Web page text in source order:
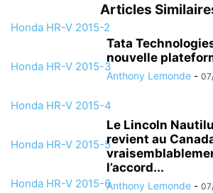
Honda HR-V 2015-2
Honda HR-V 2015-3
Honda HR-V 2015-4
Honda HR-V 2015-5
Honda HR-V 2015-6
Articles
Tata
nouvelle
Anthony Lemonde -
Le Lincoln
revient au
l’accord...
Anthony Lemonde -